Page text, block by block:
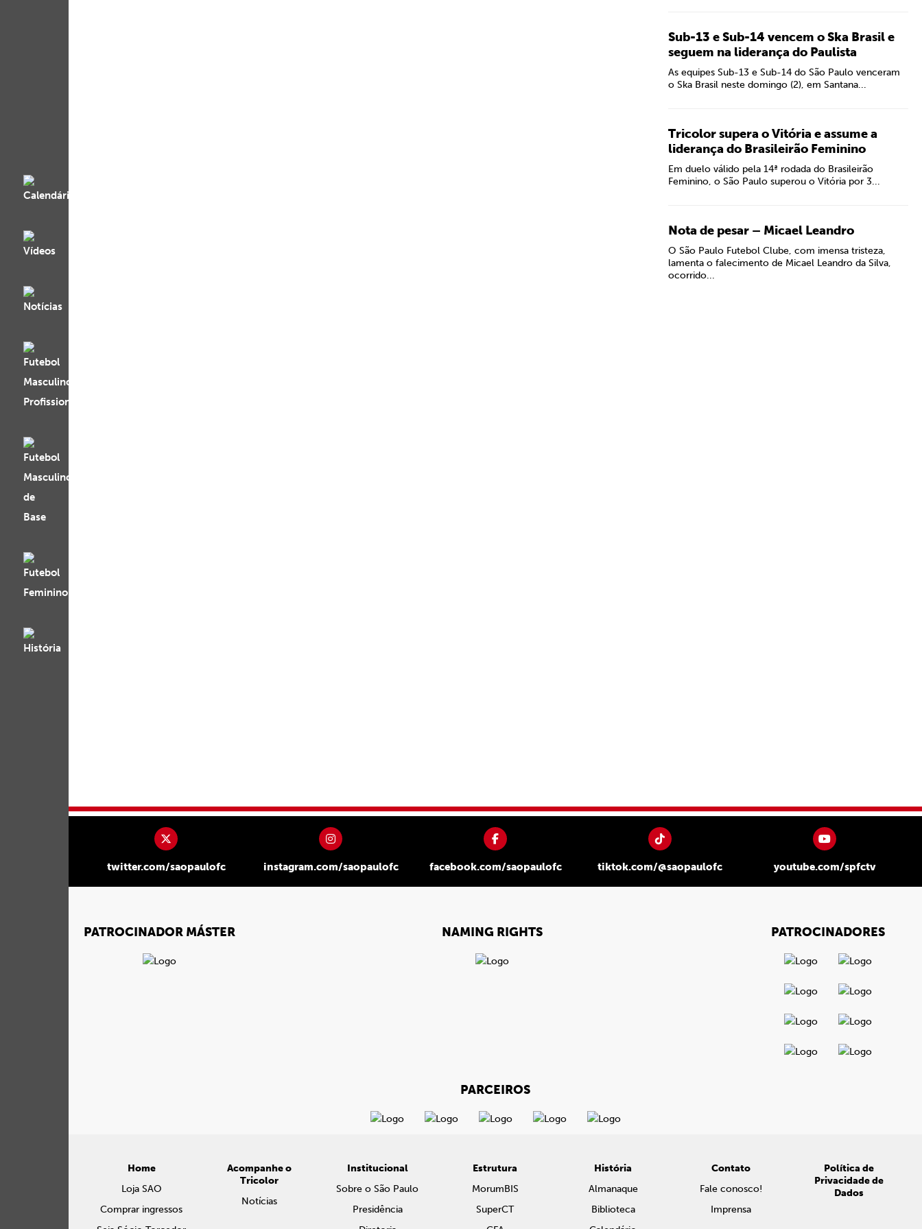
Sub-13 e Sub-14 vencem o Ska Brasil e
seguem na liderança do Paulista
As equipes Sub-13 e Sub-14 do São Paulo venceram
o Ska Brasil neste domingo (2), em Santana...
Tricolor supera o Vitória e assume a
liderança do Brasileirão Feminino
Em duelo válido pela 14ª rodada do Brasileirão
Feminino, o São Paulo superou o Vitória por 3...
Nota de pesar – Micael Leandro
O São Paulo Futebol Clube, com imensa tristeza,
lamenta o falecimento de Micael Leandro da Silva,
ocorrido...
twitter.com/saopaulofc instagram.com/saopaulofc facebook.com/saopaulofc tiktok.com/@saopaulofc youtube.com/spfctv
PATROCINADOR MÁSTER NAMING RIGHTS PATROCINADORES
PARCEIROS
Home
Loja SAO
Comprar ingressos
Acompanhe o
Tricolor
Notícias
Institucional
Sobre o São Paulo
Presidência
Estrutura
MorumBIS
SuperCT
História
Almanaque
Biblioteca
Contato
Fale conosco!
Imprensa
Política de
Privacidade de
Dados